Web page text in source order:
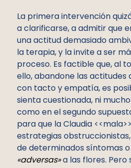
La primera intervención
a clarificarse, a admitir que
una actitud demasiado
la terapia, y la invite a ser
proceso. Es factible que, al
ello, abandone las actitudes
con tacto y empatía, es
sienta cuestionada, ni
como en el segundo
para que la Claudia
estrategias
de determinados síntomas
«adversas»a las flores. Pero